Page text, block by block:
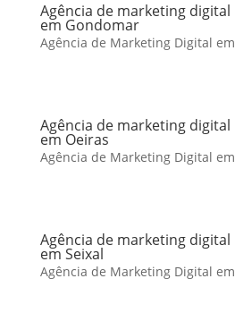
Agência de marketing
em Gondomar
Agência de Marketing Digital
Agência de marketing
em Oeiras
Agência de Marketing Digital
Agência de marketing
em Seixal
Agência de Marketing Digital